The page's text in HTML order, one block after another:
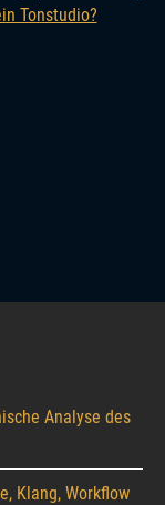
Tonstudio?
Analyse des
Klang, Workflow